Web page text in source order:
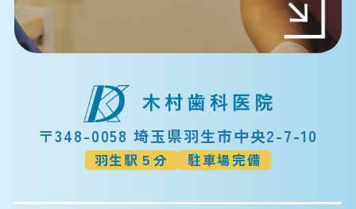
〒348-0058 埼玉県羽生市中央2-7-10
羽生駅５分 駐車場完備